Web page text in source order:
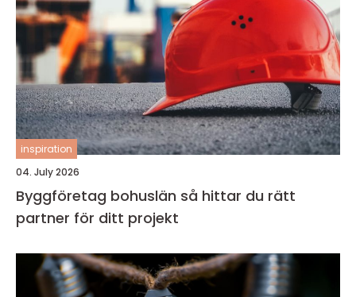
inspiration
04. July 2026
Byggföretag bohuslän så hittar du rätt
partner för ditt projekt